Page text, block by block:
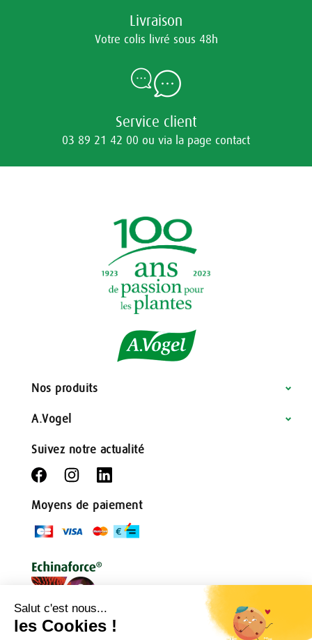
Livraison
Votre colis livré sous 48h
Service client
03 89 21 42 00 ou via la page contact
Nos produits
A.Vogel
Suivez notre actualité
Moyens de paiement